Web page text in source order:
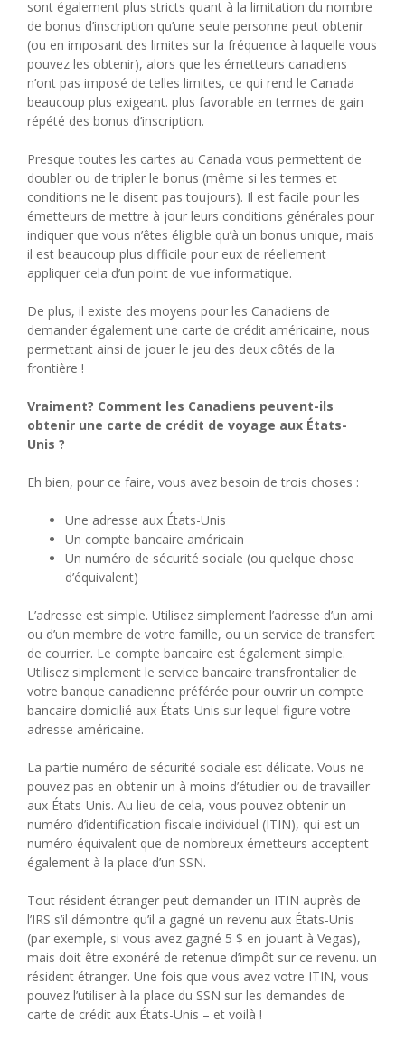
sont également plus stricts quant à la limitation du nombre
de bonus d’inscription qu’une seule personne peut obtenir
(ou en imposant des limites sur la fréquence à laquelle vous
pouvez les obtenir), alors que les émetteurs canadiens
n’ont pas imposé de telles limites, ce qui rend le Canada
beaucoup plus exigeant. plus favorable en termes de gain
répété des bonus d’inscription.
Presque toutes les cartes au Canada vous permettent de
doubler ou de tripler le bonus (même si les termes et
conditions ne le disent pas toujours). Il est facile pour les
émetteurs de mettre à jour leurs conditions générales pour
indiquer que vous n’êtes éligible qu’à un bonus unique, mais
il est beaucoup plus difficile pour eux de réellement
appliquer cela d’un point de vue informatique.
De plus, il existe des moyens pour les Canadiens de
demander également une carte de crédit américaine, nous
permettant ainsi de jouer le jeu des deux côtés de la
frontière !
Vraiment? Comment les Canadiens peuvent-ils
obtenir une carte de crédit de voyage aux États-
Unis ?
Eh bien, pour ce faire, vous avez besoin de trois choses :
Une adresse aux États-Unis
Un compte bancaire américain
Un numéro de sécurité sociale (ou quelque chose
d’équivalent)
L’adresse est simple. Utilisez simplement l’adresse d’un ami
ou d’un membre de votre famille, ou un service de transfert
de courrier. Le compte bancaire est également simple.
Utilisez simplement le service bancaire transfrontalier de
votre banque canadienne préférée pour ouvrir un compte
bancaire domicilié aux États-Unis sur lequel figure votre
adresse américaine.
La partie numéro de sécurité sociale est délicate. Vous ne
pouvez pas en obtenir un à moins d’étudier ou de travailler
aux États-Unis. Au lieu de cela, vous pouvez obtenir un
numéro d’identification fiscale individuel (ITIN), qui est un
numéro équivalent que de nombreux émetteurs acceptent
également à la place d’un SSN.
Tout résident étranger peut demander un ITIN auprès de
l’IRS s’il démontre qu’il a gagné un revenu aux États-Unis
(par exemple, si vous avez gagné 5 $ en jouant à Vegas),
mais doit être exonéré de retenue d’impôt sur ce revenu. un
résident étranger. Une fois que vous avez votre ITIN, vous
pouvez l’utiliser à la place du SSN sur les demandes de
carte de crédit aux États-Unis – et voilà !